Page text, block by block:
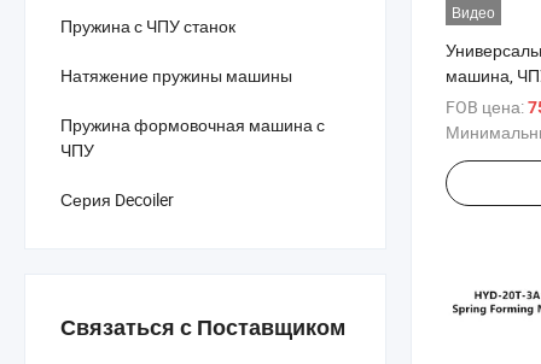
Видео
машина,
проволоки
FOB цена:
Пружина с ЧПУ станок
Натяжение пружины машины
Пружина формовочная машина с
ЧПУ
Серия Decoiler
Связаться с Поставщиком